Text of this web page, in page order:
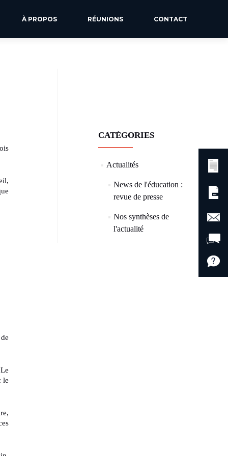
À PROPOS RÉUNIONS CONTACT
le
CATÉGORIES
Actualités(73)
News de l'éducation :
revue de presse
Nos synthèses de
l'actualité